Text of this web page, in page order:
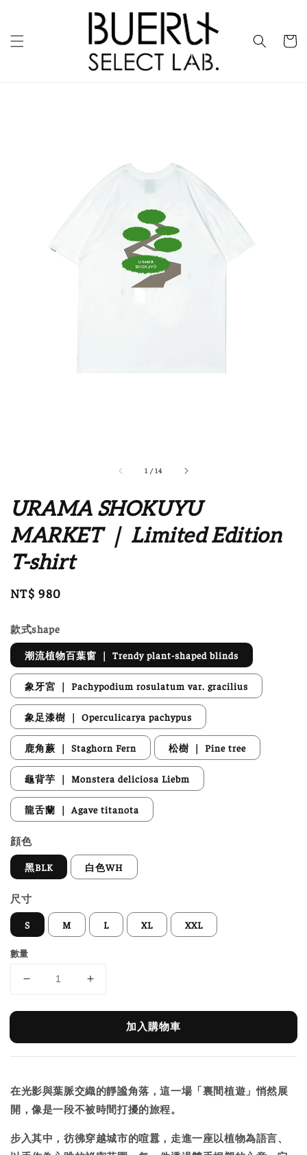
1 /14
URAMA SHOKUYU
MARKET ｜ Limited Edition
T-shirt
Regular
NT$ 980
款式shape
潮流植物百葉窗 ｜ Trendy plant-shaped blinds
象牙宮 ｜ Pachypodium rosulatum var. gracilius
象足漆樹 ｜ Operculicarya pachypus
鹿角蕨 ｜ Staghorn Fern 松樹 ｜ Pine tree
龜背芋 ｜ Monstera deliciosa Liebm
龍舌蘭 ｜ Agave titanota
顔色
黑BLK 白色WH
尺寸
S M L XL XXL
數量
加入購物車
在光影與葉脈交織的靜謐角落，這一場「裏間植遊」悄然展
開，像是一段不被時間打擾的旅程。
步入其中，彷彿穿越城市的喧囂，走進一座以植物為語言、